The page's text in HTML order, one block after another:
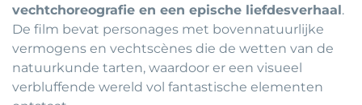
vechtchoreografie en een epische liefdesverhaal .
De film bevat personages met bovennatuurlijke
vermogens en vechtscènes die de wetten van de
natuurkunde tarten, waardoor er een visueel
verbluffende wereld vol fantastische elementen